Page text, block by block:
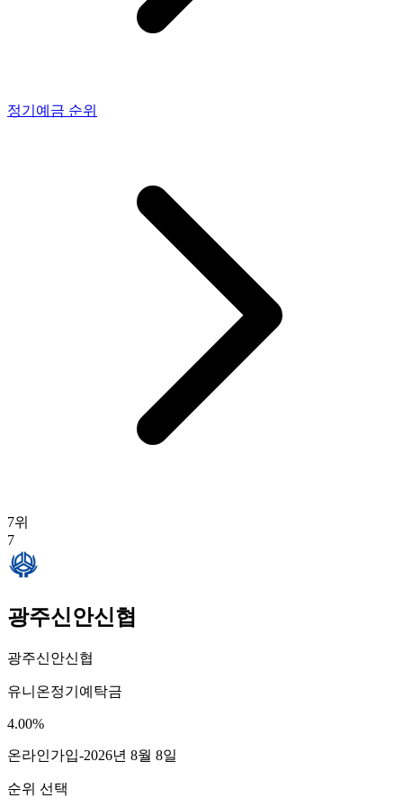
정기예금 순위
7위
7
광주신안신협
광주신안신협
유니온정기예탁금
4.00%
온라인가입-2026년 8월 8일
순위 선택